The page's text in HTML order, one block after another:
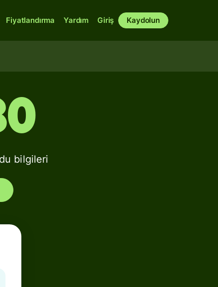
Fiyatlandırma Yardım Giriş Kaydolun
bilgileri